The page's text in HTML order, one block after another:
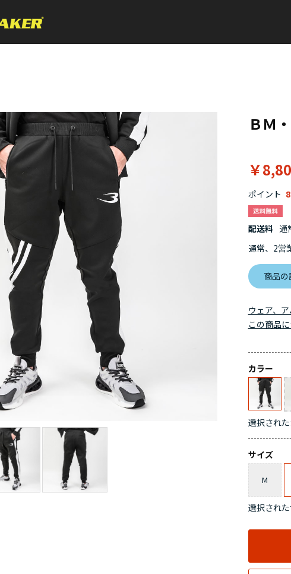
ＢＭ
￥
ポイント
配送料 通
通常、2営
商品
ウェア、
カラー
選択され
サイズ
M
選択され
この商品